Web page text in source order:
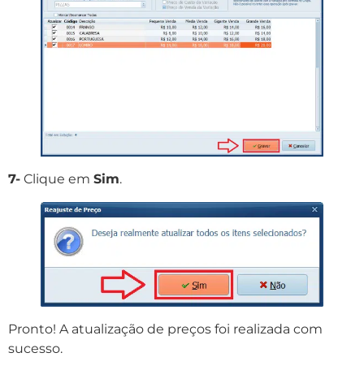
7- Clique em Sim.
Pronto! A atualização de preços foi realizada com
sucesso.